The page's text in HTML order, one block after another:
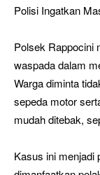
Polisi Ingatkan
Polsek Rappocini
waspada dalam
Warga diminta
sepeda motor
mudah ditebak,
Kasus ini menjadi